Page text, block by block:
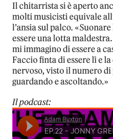
Il chitarrista si è aperto
molti musicisti equivale
l’ansia sul palco.
essere una lotta
mi immagino di essere a
Faccio finta di essere lì e
nervoso, visto il numero di
guardando e ascoltando.»
Il podcast: